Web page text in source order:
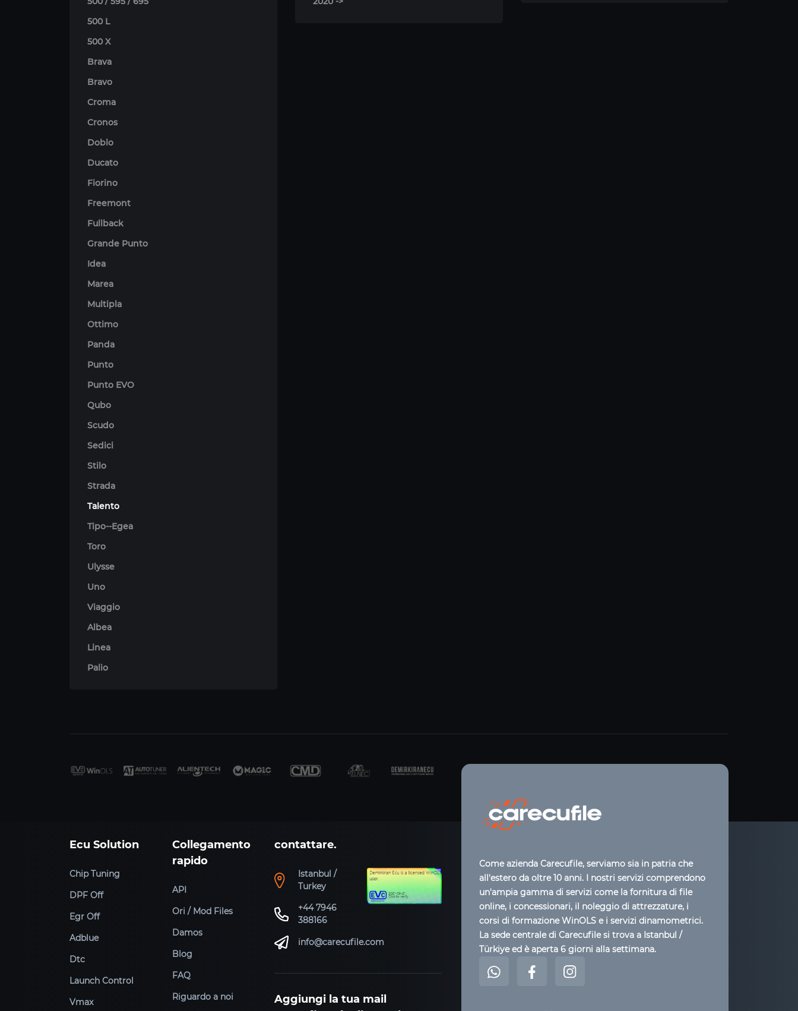
500 L
500 X
Brava
Bravo
Croma
Cronos
Doblo
Ducato
Fiorino
Freemont
Fullback
Grande Punto
Idea
Marea
Multipla
Ottimo
Panda
Punto
Punto EVO
Qubo
Scudo
Sedici
Stilo
Strada
Talento
Tipo--Egea
Toro
Ulysse
Uno
Viaggio
Albea
Linea
Palio
Ecu Solution
Chip Tuning
DPF Off
Egr Off
Adblue
Dtc
Launch Control
Vmax
Collegamento
rapido
API
Ori / Mod Files
Damos
Blog
FAQ
Riguardo a noi
contattare.
Istanbul /
Turkey
+44 7946
388166
info@carecufile.com
Aggiungi la tua mail
Come azienda Carecufile, serviamo sia in patria che
all'estero da oltre 10 anni. I nostri servizi comprendono
un'ampia gamma di servizi come la fornitura di file
online, i concessionari, il noleggio di attrezzature, i
corsi di formazione WinOLS e i servizi dinamometrici.
La sede centrale di Carecufile si trova a Istanbul /
Türkiye ed è aperta 6 giorni alla settimana.